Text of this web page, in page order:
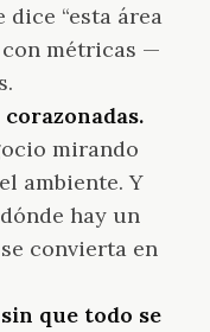
“esta área
con métricas —
mirando
ambiente. Y
hay un
convierta en
que todo se